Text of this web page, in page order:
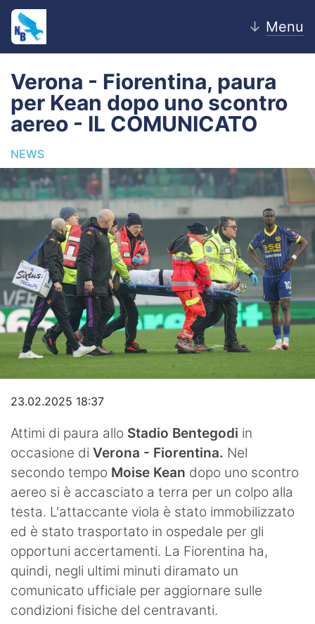
↓ Menu
Home
News
Editoriale
Pagelle
Settore Giovanile
Lazio Women
Calciomercato
Video
Verona - Fiorentina, paura
per Kean dopo uno scontro
aereo - IL COMUNICATO
NEWS
23.02.2025 18:37
Attimi di paura allo Stadio Bentegodi in
occasione di Verona - Fiorentina. Nel
secondo tempo Moise Kean dopo uno scontro
aereo si è accasciato a terra per un colpo alla
testa. L'attaccante viola è stato immobilizzato
ed è stato trasportato in ospedale per gli
opportuni accertamenti. La Fiorentina ha,
quindi, negli ultimi minuti diramato un
comunicato ufficiale per aggiornare sulle
condizioni fisiche del centravanti.